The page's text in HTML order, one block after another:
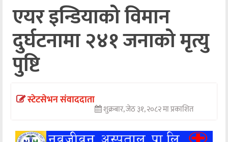
अन्तराष्ट्रिय
अन्तर्वार्ता
अर्थ
खेलकुद
मनोरञ्जन
एयर इन्डियाको विमान
दुर्घटनामा २४१ जनाको मृत्यु
पुष्टि
स्टेटसेभन संवाददाता
शुक्रबार, जेठ ३१, २०८२ मा प्रकाशित